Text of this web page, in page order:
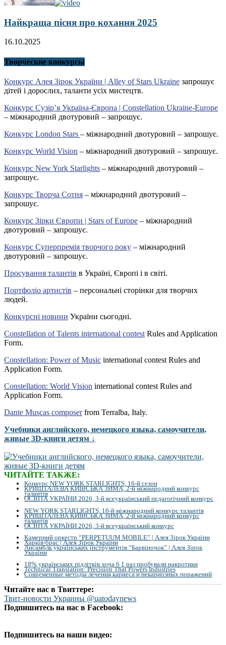
Найкраща пісня про кохання 2025
16.10.2025
Творческие конкурсы
Конкурс Алея Зірок України | Alley of Stars Ukraine запрошує
дітей і дорослих, таланти усіх мистецтв.
Конкурс Сузір’я Україна-Європа | Constellation Ukraine-Europe
– міжнародний двотуровий – запрошує.
Конкурс London Stars – міжнародний двотуровий – запрошує.
Конкурс World Vision – міжнародний двотуровий – запрошує.
Конкурс New York Starlights – міжнародний двотуровий –
запрошує.
Конкурс Творча Сотня – міжнародний двотуровий –
запрошує.
Конкурс Зірки Європи | Stars of Europe – міжнародний
двотуровий – запрошує.
Конкурс Суперпремія творчого року – міжнародний
двотуровий – запрошує.
Просування талантів в Україні, Європі і в світі.
Портфоліо артистів – персональні сторінки для творчих
людей.
Конкурсні новини України сьогодні.
Constellation of Talents international contest Rules and Application
Form.
Constellation: Power of Music international contest Rules and
Application Form.
Constellation: World Vision international contest Rules and
Application Form.
Dante Muscas composerfrom Terralba, Italy.
Учебники английского, немецкого языка, самоучители,
живые 3D-книги детям ↓
ЧИТАЙТЕ ТАКЖЕ:
Конкурс NEW YORK STARLIGHTS, 16-й сезон
КРИШТАЛЕВА КИЇВСЬКА ЗИМА, 2-й міжнародний конкурс
талантів
ОСВІТА УКРАЇНИ 2026, 3-й всеукраїнський педагогічний конкурс
NEW YORK STARLIGHTS, 16-й міжнародний конкурс талантів
КРИШТАЛЕВА КИЇВСЬКА ЗИМА, 2-й міжнародний конкурс
талантів
ОСВІТА УКРАЇНИ 2026, 3-й всеукраїнський конкурс
Камерний оркестр “PERPETUUM MOBILE” | Алея Зірок України
Харків-брас | Алея Зірок України
Ансамбль українських інструментів “Барвіночок” | Алея Зірок
України
18% українських підлітків хоча б 1 раз пробували накротики
Technical Translation: Precision That Powers Industries
Современные методы лечения кариеса и некариозных поражений
Читайте нас в Твиттере:
Твит-новости Украины @uatodaynews
Подпишитесь на нас в Facebook:
Подпишитесь на наши видео: